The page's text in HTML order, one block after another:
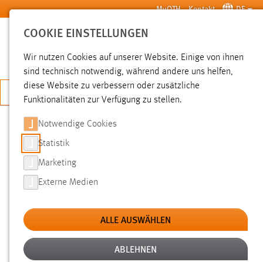
Zum Hauptinhalt springen MyOTH Kontakt DE
SUCHE
JETZT BEWERBEN
SUCHE
FILTER
Typ
Erstellungsdatum
COOKIE EINSTELLUNGEN
Wir nutzen Cookies auf unserer Website. Einige von ihnen
sind technisch notwendig, während andere uns helfen,
diese Website zu verbessern oder zusätzliche
Funktionalitäten zur Verfügung zu stellen.
Notwendige Cookies
Statistik
Marketing
Externe Medien
ALLE AUSWÄHLEN
ABLEHNEN